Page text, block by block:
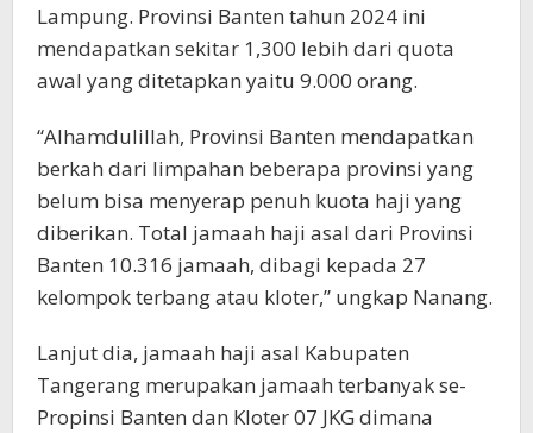
Lampung. Provinsi Banten tahun 2024 ini
mendapatkan sekitar 1,300 lebih dari quota
awal yang ditetapkan yaitu 9.000 orang.
“Alhamdulillah, Provinsi Banten mendapatkan
berkah dari limpahan beberapa provinsi yang
belum bisa menyerap penuh kuota haji yang
diberikan. Total jamaah haji asal dari Provinsi
Banten 10.316 jamaah, dibagi kepada 27
kelompok terbang atau kloter,” ungkap Nanang.
Lanjut dia, jamaah haji asal Kabupaten
Tangerang merupakan jamaah terbanyak se-
Propinsi Banten dan Kloter 07 JKG dimana